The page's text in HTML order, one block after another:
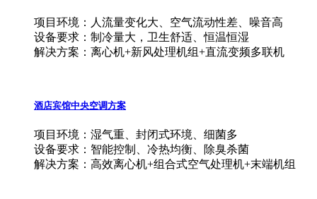
项目环境：人流量变化大、空气流动性差、噪音高
设备要求：制冷量大，卫生舒适、恒温恒湿
解决方案：离心机+新风处理机组+直流变频多联机
酒店宾馆中央空调方案
项目环境：湿气重、封闭式环境、细菌多
设备要求：智能控制、冷热均衡、除臭杀菌
解决方案：高效离心机+组合式空气处理机+末端机组